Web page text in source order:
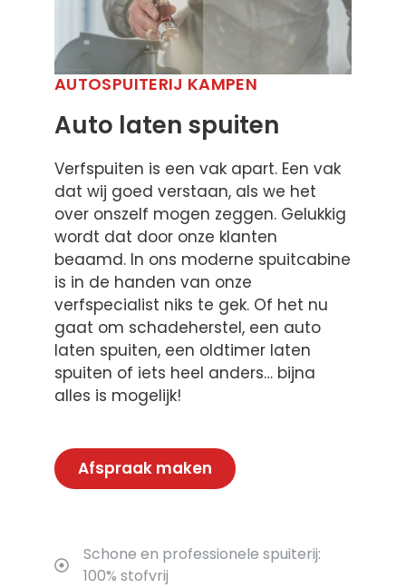
AUTOSPUITERIJ KAMPEN
Auto laten spuiten
Verfspuiten is een vak apart. Een vak
dat wij goed verstaan, als we het
over onszelf mogen zeggen. Gelukkig
wordt dat door onze klanten
beaamd. In ons moderne spuitcabine
is in de handen van onze
verfspecialist niks te gek. Of het nu
gaat om schadeherstel, een auto
laten spuiten, een oldtimer laten
spuiten of iets heel anders… bijna
alles is mogelijk!
Afspraak maken
Schone en professionele spuiterij:
100% stofvrij